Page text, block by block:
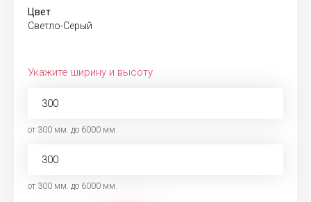
Цвет
Светло-Серый
Укажите ширину и высоту
от 300 мм. до 6000 мм.
от 300 мм. до 6000 мм.